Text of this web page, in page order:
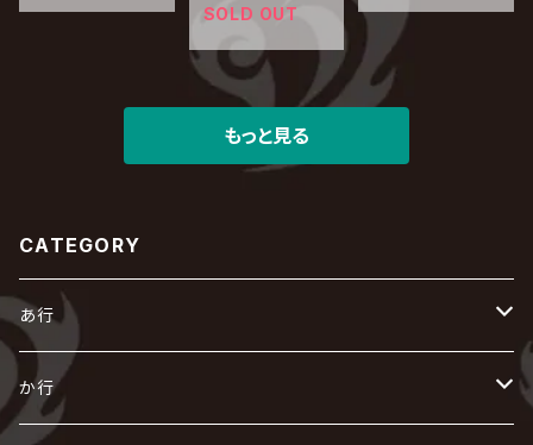
SOLD OUT
もっと見る
CATEGORY
あ行
あ
か行